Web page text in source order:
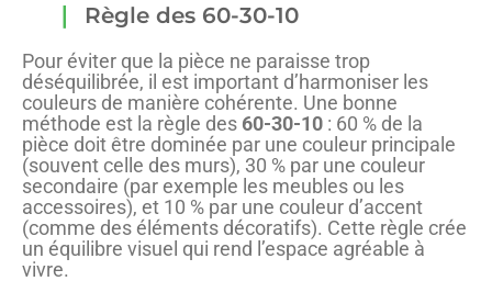
Règle des 60-30-10
Pour éviter que la pièce ne paraisse trop
déséquilibrée, il est important d’harmoniser les
couleurs de manière cohérente. Une bonne
méthode est la règle des 60-30-10 : 60 % de la
pièce doit être dominée par une couleur principale
(souvent celle des murs), 30 % par une couleur
secondaire (par exemple les meubles ou les
accessoires), et 10 % par une couleur d’accent
(comme des éléments décoratifs). Cette règle crée
un équilibre visuel qui rend l’espace agréable à
vivre.